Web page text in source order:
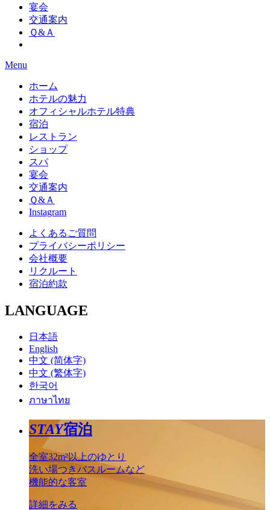
宴会
交通案内
Ｑ&Ａ
Menu
ホーム
ホテルの魅力
オフィシャルホテル特典
宿泊
レストラン
ショップ
スパ
宴会
交通案内
Ｑ&Ａ
Instagram
よくあるご質問
プライバシーポリシー
会社概要
リクルート
宿泊約款
LANGUAGE
日本語
English
中文 (简体字)
中文 (繁体字)
한국어
ภาษาไทย
STAY宿泊
全室32m²以上のゆとり
洗い場つきバスルームなど
機能的な客室
詳細をみる